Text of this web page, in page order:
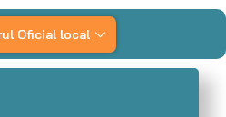
Oficial local